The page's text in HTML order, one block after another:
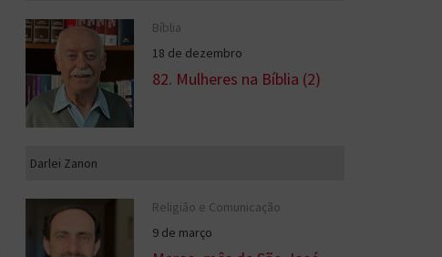
Bíblia
18 de dezembro
82. Mulheres na Bíblia (2)
Darlei Zanon
Religião e Comunicação
9 de março